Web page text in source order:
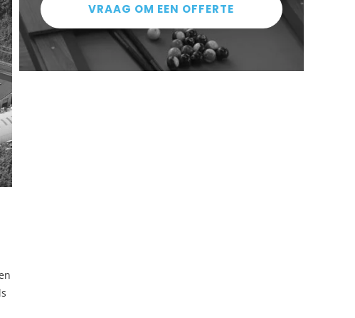
VRAAG OM EEN OFFERTE